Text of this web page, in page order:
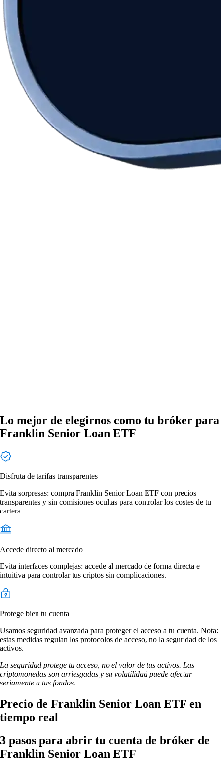
Lo mejor de elegirnos como tu bróker para
Franklin Senior Loan ETF
Disfruta de tarifas transparentes
Evita sorpresas: compra Franklin Senior Loan ETF con precios
transparentes y sin comisiones ocultas para controlar los costes de tu
cartera.
Accede directo al mercado
Evita interfaces complejas: accede al mercado de forma directa e
intuitiva para controlar tus criptos sin complicaciones.
Protege bien tu cuenta
Usamos seguridad avanzada para proteger el acceso a tu cuenta. Nota:
estas medidas regulan los protocolos de acceso, no la seguridad de los
activos.
La seguridad protege tu acceso, no el valor de tus activos. Las
criptomonedas son arriesgadas y su volatilidad puede afectar
seriamente a tus fondos.
Precio de Franklin Senior Loan ETF en
tiempo real
3 pasos para abrir tu cuenta de bróker de
Franklin Senior Loan ETF